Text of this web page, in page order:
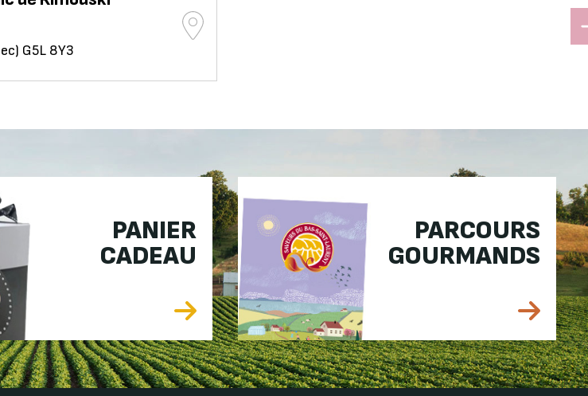
G5L 8Y3
PANIER
CADEAU
PARCOURS
GOURMANDS